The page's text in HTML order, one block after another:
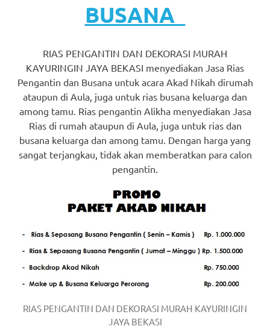
https://www.domainwatches.com
website
fake
rolex.
content
https://
imitation
https://www.gameswatches.com
wonderful
gift
BUSANA
RIAS PENGANTIN DAN DEKORASI MURAH
KAYURINGIN JAYA BEKASI menyediakan Jasa Rias
Pengantin dan Busana untuk acara Akad Nikah dirumah
ataupun di Aula, juga untuk rias busana keluarga dan
among tamu. Rias pengantin Alikha menyediakan Jasa
Rias di rumah ataupun di Aula, juga untuk rias dan
busana keluarga dan among tamu. Dengan harga yang
sangat terjangkau, tidak akan memberatkan para calon
pengantin.
RIAS PENGANTIN DAN DEKORASI MURAH KAYURINGIN
JAYA BEKASI